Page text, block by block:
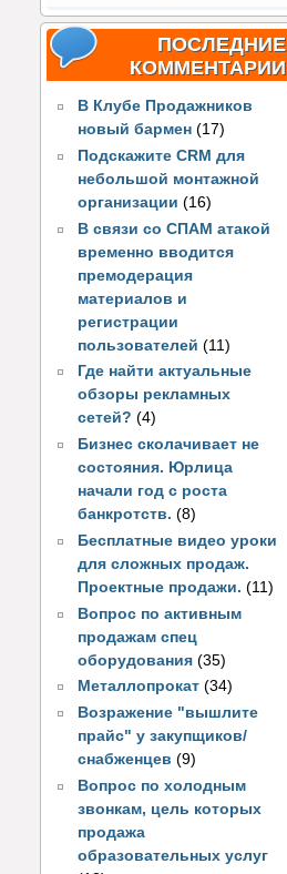
ПОСЛЕДНИЕ
КОММЕНТАРИИ
В Клубе Продажников
новый бармен (17)
Подскажите CRM для
небольшой монтажной
организации (16)
В связи со СПАМ атакой
временно вводится
премодерация
материалов и
регистрации
пользователей(11)
Где найти актуальные
обзоры рекламных
сетей? (4)
Бизнес сколачивает не
состояния. Юрлица
начали год с роста
банкротств. (8)
Бесплатные видео уроки
для сложных продаж.
Проектные продажи. (11)
Вопрос по активным
продажам спец
оборудования (35)
Металлопрокат (34)
Возражение "вышлите
прайс" у закупщиков/
снабженцев (9)
Вопрос по холодным
звонкам, цель которых
продажа
образовательных услуг